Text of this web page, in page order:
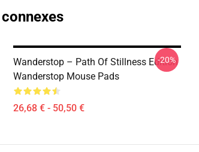
Wanderstop – Path Of Stillness Edition
Wanderstop Mouse Pads
26,68 € - 50,50 €
-20%